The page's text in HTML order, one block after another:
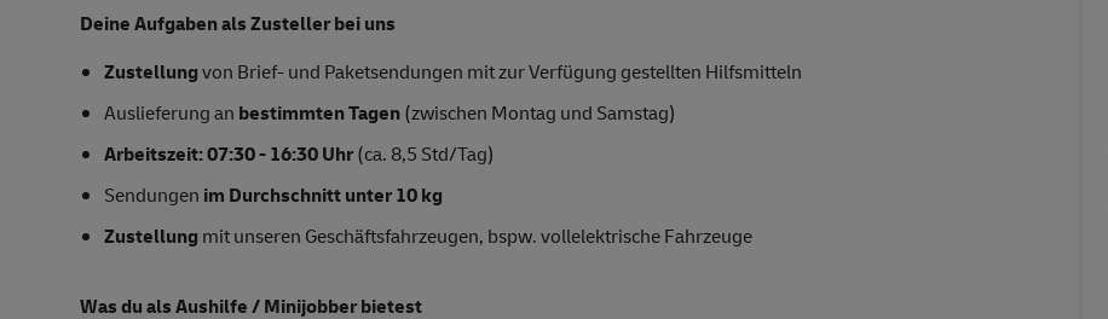
Deine Aufgaben als Zusteller bei uns
Zustellungvon Brief- und Paketsendungen mit zur Verfügung gestellten Hilfsmitteln
Auslieferung an bestimmten Tagen(zwischen Montag und Samstag)
Arbeitszeit: 07:30 - 16:30 Uhr(ca. 8,5 Std/Tag)
Sendungen im Durchschnitt unter 10 kg
Zustellung mit unseren Geschäftsfahrzeugen, bspw. vollelektrische Fahrzeuge
Was du als Aushilfe / Minijobber bietest